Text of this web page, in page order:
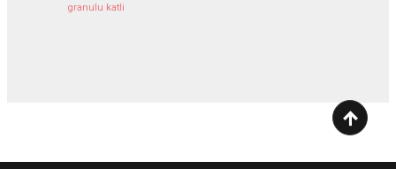
granulu katli